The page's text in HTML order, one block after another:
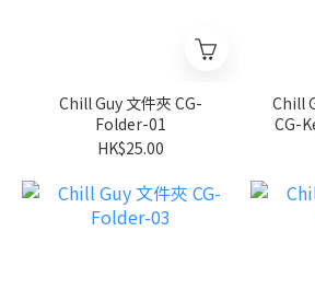
Chill Guy 文件夾 CG-
Folder-01
HK$25.00
Chill
CG-